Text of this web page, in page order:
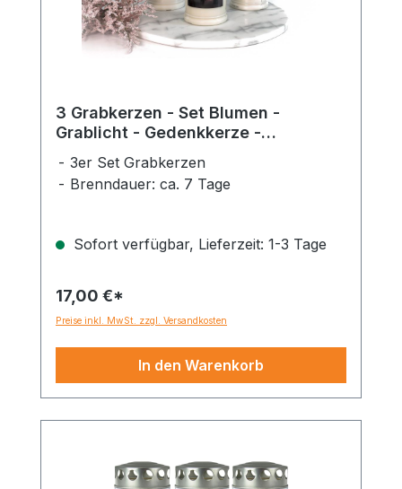
3 Grabkerzen - Set Blumen -
Grablicht - Gedenkkerze -
3er Set Grabkerzen
Brenndauer: ca. 7 Tage
Sofort verfügbar, Lieferzeit: 1-3 Tage
17,00 €*
Preise inkl. MwSt. zzgl. Versandkosten
In den Warenkorb